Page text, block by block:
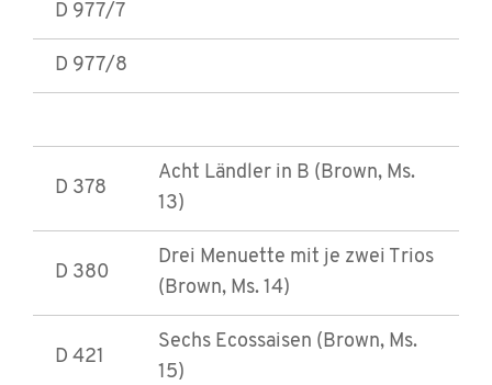
D 977/7
D 977/8
D 378
Acht Ländler in B (Brown, Ms.
13)
D 380
Drei Menuette mit je zwei Trios
(Brown, Ms. 14)
D 421
Sechs Ecossaisen (Brown, Ms.
15)